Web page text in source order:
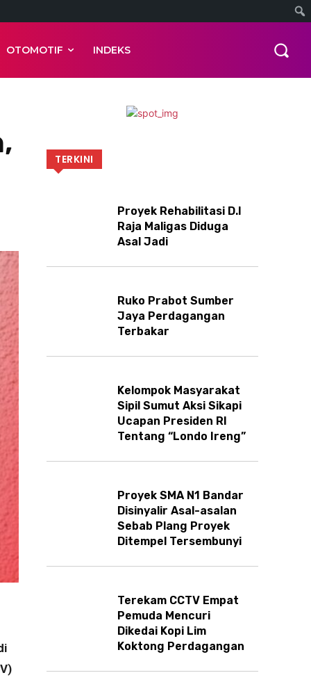
OTOMOTIF INDEKS
TERKINI
Proyek Rehabilitasi D.I
Raja Maligas Diduga
Asal Jadi
Ruko Prabot Sumber
Jaya Perdagangan
Terbakar
Kelompok Masyarakat
Sipil Sumut Aksi Sikapi
Ucapan Presiden RI
Tentang “Londo Ireng”
Proyek SMA N1 Bandar
Disinyalir Asal-asalan
Sebab Plang Proyek
Ditempel Tersembunyi
Terekam CCTV Empat
Pemuda Mencuri
Dikedai Kopi Lim
Koktong Perdagangan